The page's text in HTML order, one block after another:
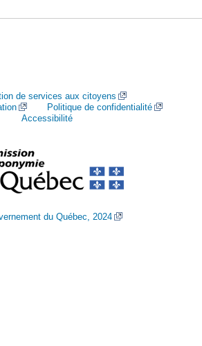
de services aux citoyens
Politique de confidentialité
Accessibilité
du Québec, 2024